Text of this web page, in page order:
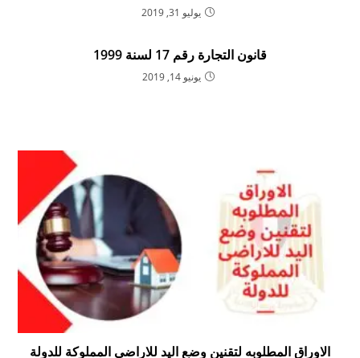
يوليو 31, 2019
قانون التجارة رقم 17 لسنة 1999
يونيو 14, 2019
الاوراق المطلوبه لتقنين وضع اليد للاراضى المملوكة للدولة